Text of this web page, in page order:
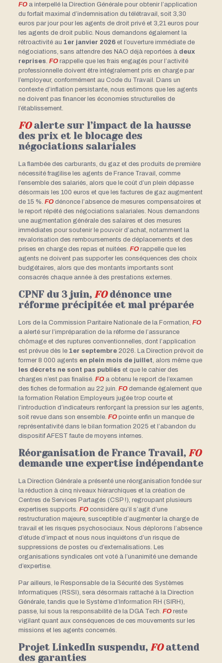
FOa interpellé la Direction Générale pour obtenir l’application
du forfait maximal d’indemnisation du télétravail, soit 3,30
euros par jour pour les agents de droit privé et 3,21 euros pour
les agents de droit public. Nous demandons également la
rétroactivité au 1er janvier 2026 et l’ouverture immédiate de
négociations, sans attendre des NAO déjà reportées à deux
reprises FOrappelle que les frais engagés pour l’activité
professionnelle doivent être intégralement pris en charge par
l’employeur, conformément au Code du Travail. Dans un
contexte d’inflation persistante, nous estimons que les agents
ne doivent pas financer les économies structurelles de
l’établissement.
FOalerte sur l’impact de la hausse
des prix et le blocage des
négociations salariales
La flambée des carburants, du gaz et des produits de première
nécessité fragilise les agents de France Travail, comme
l’ensemble des salariés, alors que le coût d’un plein dépasse
désormais les 100 euros et que les factures de gaz augmentent
de 15 %. FOdénonce l’absence de mesures compensatoires et
le report répété des négociations salariales. Nous demandons
une augmentation générale des salaires et des mesures
immédiates pour soutenir le pouvoir d’achat, notamment la
revalorisation des remboursements de déplacements et des
prises en charge des repas et nuitées. FOrappelle que les
agents ne doivent pas supporter les conséquences des choix
budgétaires, alors que des montants importants sont
consacrés chaque année à des prestations externes.
CPNF du 3 juin, FOdénonce une
réforme précipitée et mal préparée
Lors de la Commission Paritaire Nationale de la Formation, FO
a alerté sur l’impréparation de la réforme de l’assurance
chômage et des ruptures conventionnelles, dont l’application
est prévue dès le1er septembre2026. La Direction prévoit de
former 8 000 agents en plein mois de juillet , alors même que
les décrets ne sont pas publiés et que le cahier des
charges n’est pas finalisé. FOa obtenu le report de l’examen
des fiches de formation au 22 juin. FOdemande également que
la formation Relation Employeurs jugée trop courte et
l’introduction d’indicateurs renforçant la pression sur les agents,
soit revue dans son ensemble. FOpointe enfin un manque de
représentativité dans le bilan formation 2025 et l’abandon du
dispositif AFEST faute de moyens internes.
Réorganisation de France Travail, FO
demande une expertise indépendante
La Direction Générale a présenté une réorganisation fondée sur
la réduction à cinq niveaux hiérarchiques et la création de
Centres de Services Partagés (CSP !), regroupant plusieurs
expertises supports. FOconsidère qu’il s’agit d’une
restructuration majeure, susceptible d’augmenter la charge de
travail et les risques psychosociaux. Nous déplorons l’absence
d’étude d’impact et nous nous inquiétons d’un risque de
suppressions de postes ou d’externalisations. Les
organisations syndicales ont voté à l’unanimité une demande
d’expertise.
Par ailleurs, le Responsable de la Sécurité des Systèmes
Informatiques (RSSI), sera désormais rattaché à la Direction
Générale, tandis que le Système d’Information RH (SIRH),
passe, lui sous la responsabilité de la DGA Tech. FOreste
vigilant quant aux conséquences de ces mouvements sur les
missions et les agents concernés.
Projet LinkedIn suspendu, FOattend
des garanties